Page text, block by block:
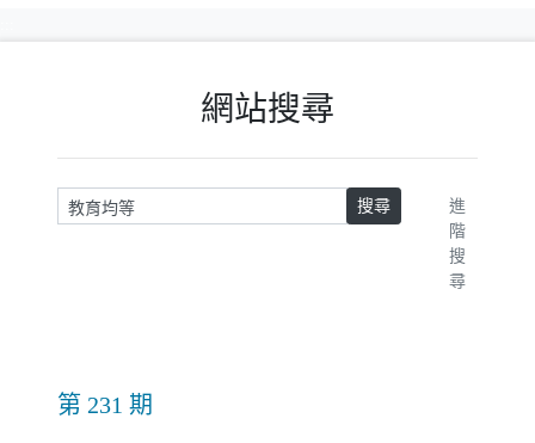
網站搜尋
請輸入關鍵字 搜尋
進
階
搜
尋
第 231 期